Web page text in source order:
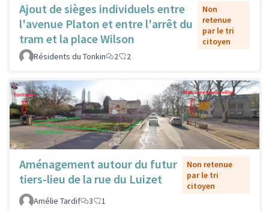
Ajout de sièges individuels entre
l'avenue Platon et entre l'arrêt du
tram et la place Wilson
Non
retenue
par le tri
citoyen
Résidents du Tonkin
2 2
Aménagement autour du futur
tiers-lieu de la rue du Luizet
Non retenue
par le tri
citoyen
Amélie Tardif
3 1